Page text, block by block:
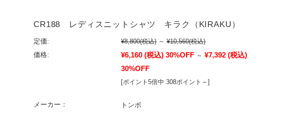
CR188 レディスニットシャツ キラク（KIRAKU）
定価: ¥8,800(税込) ～ ¥10,560(税込)
価格:
¥6,160 (税込) 30%OFF ～ ¥7,392 (税込)
30%OFF
[ポイント5倍中 308ポイント～]
メーカー：
トンボ